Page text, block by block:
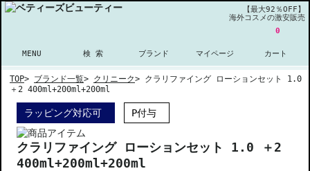
【最大92％OFF】
海外コスメの激安販売
MENU 検 索 ブランド マイページ
0
カート
TOP> ブランド一覧> クリニーク> クラリファイング ローションセット 1.0
＋2 400ml+200ml+200ml
ラッピング対応可 P付与
クラリファイング ローションセット 1.0 ＋2
400ml+200ml+200ml